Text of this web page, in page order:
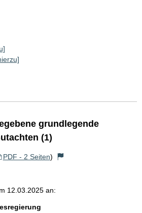
grundlegende
(1)
PDF - 2 Seiten)
12.03.2025 an: